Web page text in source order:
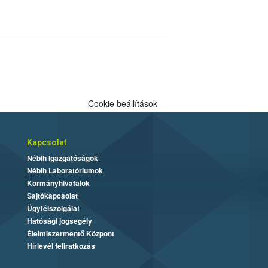
Cookie beállítások
Kapcsolat
Nébih Igazgatóságok
Nébih Laboratóriumok
Kormányhivatalok
Sajtókapcsolat
Ügyfélszolgálat
Hatósági jogsegély
Élelmiszermentő Központ
Hírlevél feliratkozás